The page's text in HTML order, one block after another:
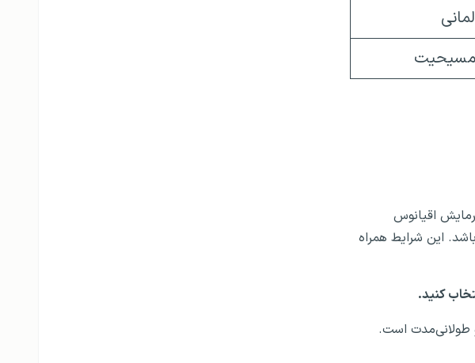
مسیحیت
اقیانوس
این شرایط همراه
کنید.
طولانی‌مدت است.